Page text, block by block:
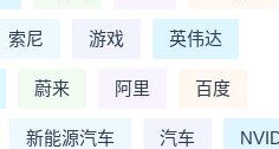
索尼 游戏 英伟达
蔚来 阿里 百度
新能源汽车 汽车